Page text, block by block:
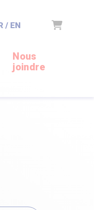
/ EN Panier
Nous
joindre